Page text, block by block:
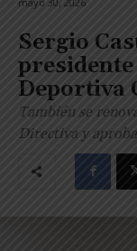
Sergio
Deportiva
También se
Directiva y